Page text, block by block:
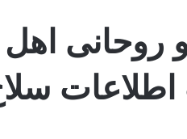
روحانی